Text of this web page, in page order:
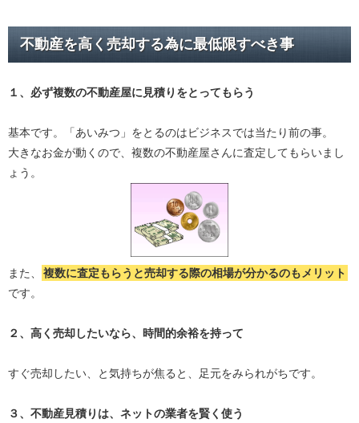
不動産を高く売却する為に最低限すべき事
１、必ず複数の不動産屋に見積り をとってもらう
基本です。「あいみつ」をとるのはビジネスでは当たり前の事。
大きなお金が動くので、複数の不動産屋さんに査定してもらいまし
ょう。
また、 複数に査定もらうと売却する際の相場が分かるのもメリット
です。
２、高く売却したいなら、時間的余裕を持って
すぐ売却したい、と気持ちが焦ると、足元をみられがちです。
３、不動産見積りは、ネットの業者を賢く使う